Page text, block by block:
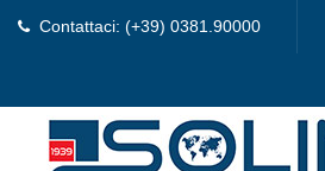
Contattaci: (+39) 0381.90000